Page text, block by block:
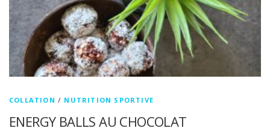
COLLATION / NUTRITION SPORTIVE
ENERGY BALLS AU CHOCOLAT